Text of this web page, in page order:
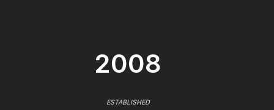
2008
ESTABLISHED